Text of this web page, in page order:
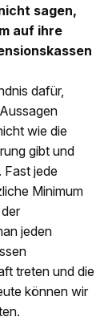
sagen,
auf ihre
dafür,
wie die
gibt und
Fast jede
Minimum
jeden
treten und die
können wir